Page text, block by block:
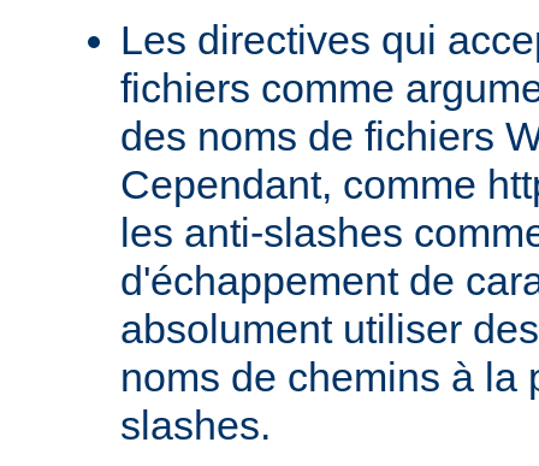
Les directives qui
fichiers comme
des noms de fichiers
Cependant, comme
les anti-slashes
d'échappement de
absolument utiliser
noms de chemins à la
slashes.